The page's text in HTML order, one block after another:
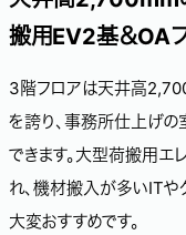
搬用EV2基＆OA
3階フロアは天井高
を誇り、事務所仕上げ
できます。大型荷搬用エ
れ、機材搬入が多いITや
大変おすすめです。